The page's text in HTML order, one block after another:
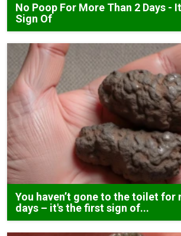
No Poop For More Than 2 Days -
Sign Of
You haven’t gone to the toilet for
days – it's the first sign of...